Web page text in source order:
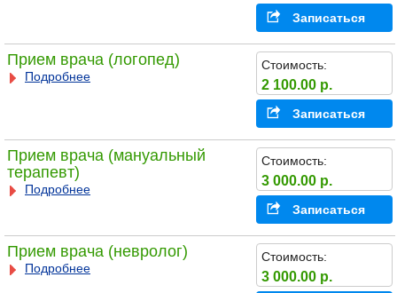
Записаться
Прием врача (логопед)
Подробнее
Стоимость:
2 100.00 р.
Записаться
Прием врача (мануальный
терапевт)
Подробнее
Стоимость:
3 000.00 р.
Записаться
Прием врача (невролог)
Подробнее
Стоимость:
3 000.00 р.